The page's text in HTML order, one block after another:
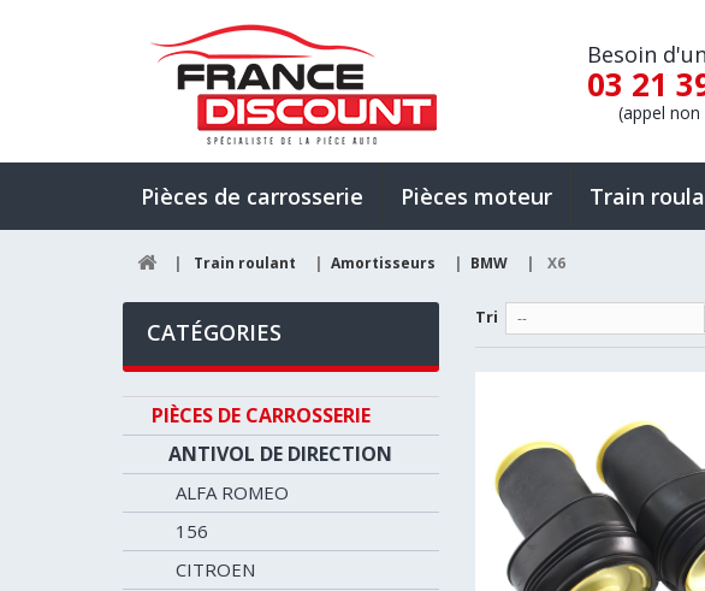
Besoin
03 21
(appel
Pièces de carrosserie Pièces moteur Train
| Train roulant | Amortisseurs | BMW | X6
CATÉGORIES
PIÈCES DE CARROSSERIE
ANTIVOL DE DIRECTION
ALFA ROMEO
156
CITROEN
Tri --